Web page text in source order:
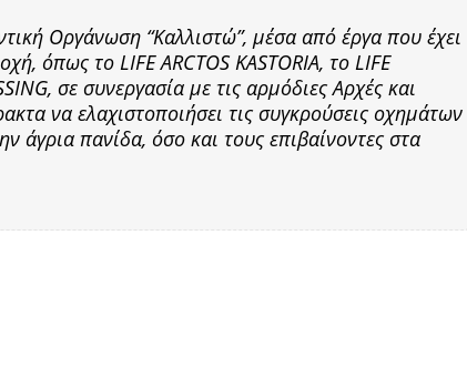
Οργάνωση “Καλλιστώ”, μέσα από έργα που έχει
όπως το LIFE ARCTOS KASTORIA, το LIFE
σε συνεργασία με τις αρμόδιες Αρχές και
να ελαχιστοποιήσει τις συγκρούσεις οχημάτων
άγρια πανίδα, όσο και τους επιβαίνοντες στα